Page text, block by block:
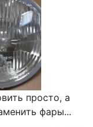
просто, а
фары...